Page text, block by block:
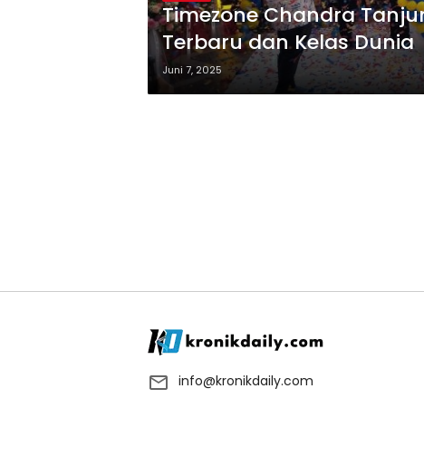
Timezone Chandra
Terbaru dan Kelas Dunia
Juni 7, 2025
info@kronikdaily.com